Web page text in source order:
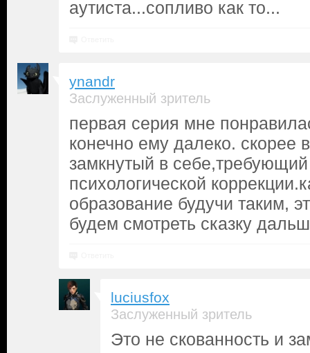
аутиста...сопливо как то...
ynandr
Заслуженный зритель
первая серия мне
конечно ему далеко. скорее
замкнутый в
психологической
образование будучи таким,
будем смотреть сказку
luciusfox
Заслуженный зритель
Это не скованность и